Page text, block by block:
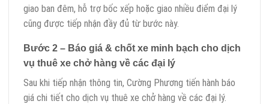
giao ban đêm, hỗ trợ bốc xếp hoặc giao nhiều điểm đại lý
cũng được tiếp nhận đầy đủ từ bước này.
Bước 2 – Báo giá & chốt xe minh bạch cho dịch
vụ thuê xe chở hàng về các đại lý
Sau khi tiếp nhận thông tin, Cường Phương tiến hành báo
giá chi tiết cho dịch vụ thuê xe chở hàng về các đại lý.